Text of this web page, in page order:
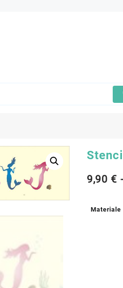
9,90 €
Materiale